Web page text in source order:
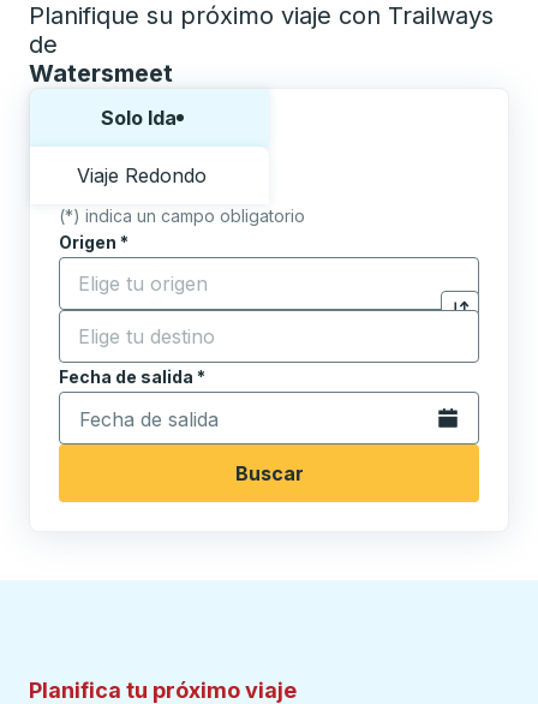
Planifique su próximo viaje con Trailways
de
Watersmeet
Solo Ida
Viaje Redondo
(*) indica un campo obligatorio
Origen *
Comience a escribir la ciudad de origen para abrir
Haga clic
Destino *
Comience a escribir la ciudad de destino para abrir
Fecha de salida *
Escriba la fecha en formato de fecha Barra diagonal
Abra el
Buscar
Planifica tu próximo viaje